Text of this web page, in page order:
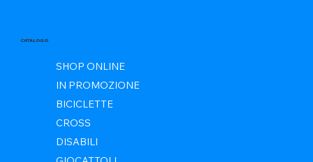
CATALOGO
SHOP ONLINE
IN PROMOZIONE
BICICLETTE
CROSS
DISABILI